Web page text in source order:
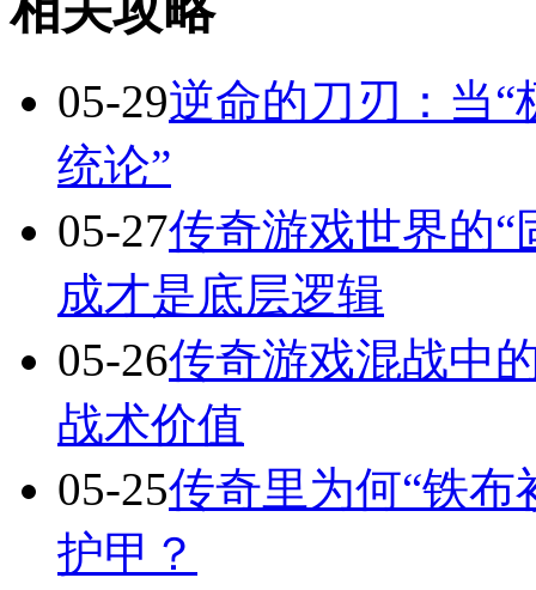
05-29逆命的刀刃：当“
统论”
05-27传奇游戏世界的“
成才是底层逻辑
05-26传奇游戏混战中
战术价值
05-25传奇里为何“铁布
护甲？